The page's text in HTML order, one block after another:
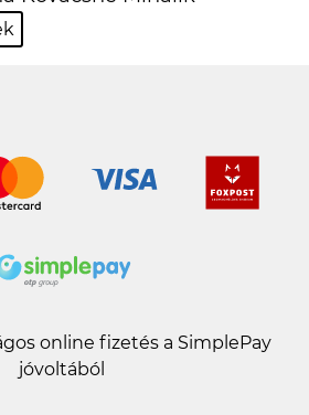
online fizetés a SimplePay